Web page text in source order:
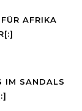
AFRIKA
IM SANDALS